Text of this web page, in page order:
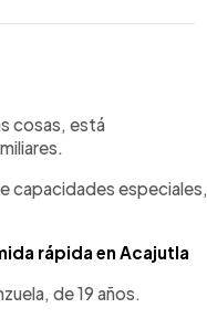
cosas, está
capacidades especiales,
rápida en Acajutla
de 19 años.